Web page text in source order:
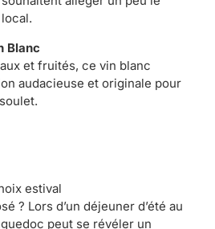
Blanc
et fruités, ce vin blanc
audacieuse et originale pour
estival
? Lors d’un déjeuner d’été au
peut se révéler un